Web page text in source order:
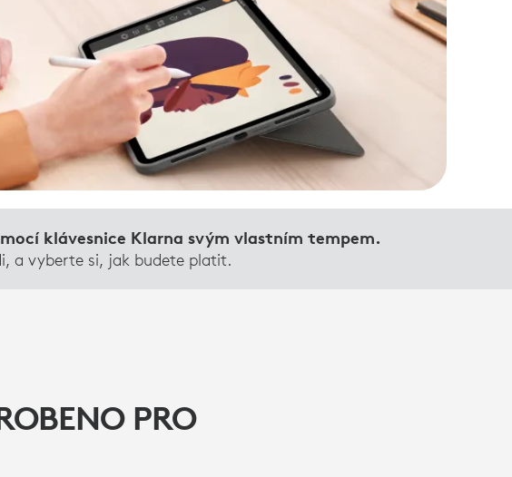
NAVRŽENO PRO iPAD
klávesnice Klarna svým vlastním tempem.
a vyberte si, jak budete platit.
PRO